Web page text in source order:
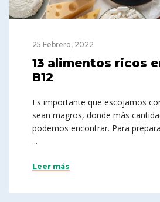
25 Febrero, 2022
13 alimentos ricos
B12
Es importante que escojamos
sean magros, donde más
podemos encontrar. Para
...
Leer más